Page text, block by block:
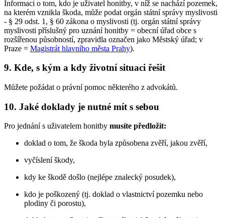
Informaci o tom, kdo je uživatel honitby, v níž se nachází pozemek,
na kterém vznikla škoda, může podat orgán státní správy myslivosti
- § 29 odst. 1, § 60 zákona o myslivosti (tj. orgán státní správy
myslivosti příslušný pro uznání honitby = obecní úřad obce s
rozšířenou působností, zpravidla označen jako Městský úřad; v
Praze = Magistrát hlavního města Prahy).
9. Kde, s kým a kdy životní situaci řešit
Můžete požádat o právní pomoc některého z advokátů.
10. Jaké doklady je nutné mít s sebou
Pro jednání s uživatelem honitby musíte předložit:
doklad o tom, že škoda byla způsobena zvěří, jakou zvěří,
vyčíslení škody,
kdy ke škodě došlo (nejlépe znalecký posudek),
kdo je poškozený (tj. doklad o vlastnictví pozemku nebo
plodiny či porostu),